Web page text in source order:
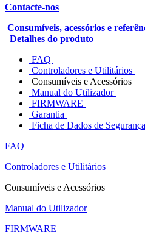
Contacte-nos
Consumíveis, acessórios e
Detalhes do produto
FAQ
Controladores e Utilitários
Consumíveis e Acessórios
Manual do Utilizador
FIRMWARE
Garantia
Ficha de Dados de Segurança
FAQ
Controladores e Utilitários
Consumíveis e Acessórios
Manual do Utilizador
FIRMWARE